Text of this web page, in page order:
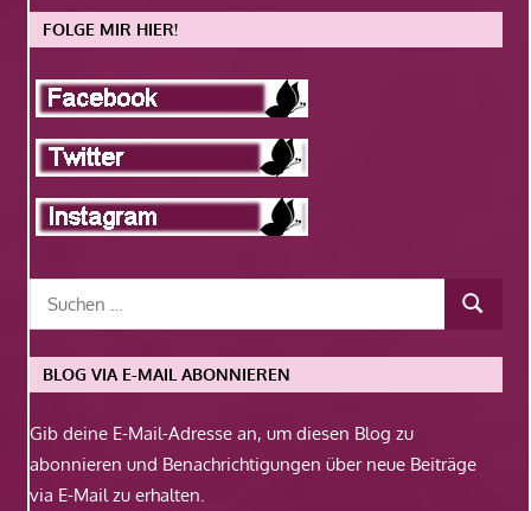
FOLGE MIR HIER!
BLOG VIA E-MAIL ABONNIEREN
Gib deine E-Mail-Adresse an, um diesen Blog zu
abonnieren und Benachrichtigungen über neue Beiträge
via E-Mail zu erhalten.